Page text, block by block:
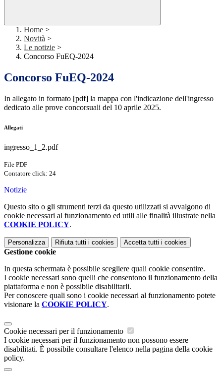
Home >
Novità >
Le notizie >
Concorso FuEQ-2024
Concorso FuEQ-2024
In allegato in formato [pdf] la mappa con l'indicazione dell'ingresso
dedicato alle prove concorsuali del 10 aprile 2025.
Allegati
ingresso_1_2.pdf
File PDF
Contatore click: 24
Notizie
Questo sito o gli strumenti terzi da questo utilizzati si avvalgono di
cookie necessari al funzionamento ed utili alle finalità illustrate nella
COOKIE POLICY.
Personalizza Rifiuta tutti i cookies Accetta tutti i cookies
Gestione cookie
In questa schermata è possibile scegliere quali cookie consentire.
I cookie necessari sono quelli che consentono il funzionamento della
piattaforma e non è possibile disabilitarli.
Per conoscere quali sono i cookie necessari al funzionamento potete
visionare la COOKIE POLICY.
Cookie necessari per il funzionamento
I cookie necessari per il funzionamento non possono essere
disabilitati. È possibile consultare l'elenco nella pagina della cookie
policy.